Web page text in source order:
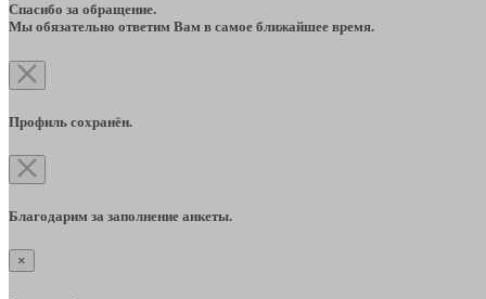
Спасибо за обращение.
Мы обязательно ответим Вам в самое ближайшее время.
Профиль сохранён.
Благодарим за заполнение анкеты.
×